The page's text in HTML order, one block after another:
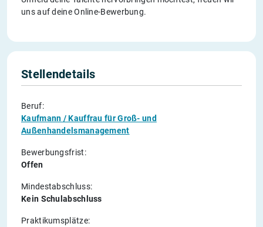
uns auf deine Online-Bewerbung.
Stellendetails
Beruf:
Kaufmann / Kauffrau für Groß- und
Außenhandelsmanagement
Bewerbungsfrist:
Offen
Mindestabschluss:
Kein Schulabschluss
Praktikumsplätze: